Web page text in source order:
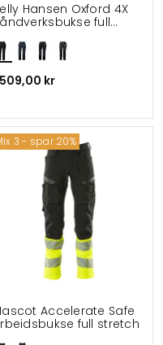
Hansen Oxford 4X
full
kr
3 - spar 20%
Accelerate Safe
full stretch